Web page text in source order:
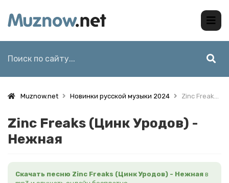
Muznow.net Новинки русской музыки 2024 Zinc Freaks (Цинк Уродов) - Нежная
Zinc Freaks (Цинк Уродов) -
Нежная
Скачать песню Zinc Freaks (Цинк Уродов) - Нежная в